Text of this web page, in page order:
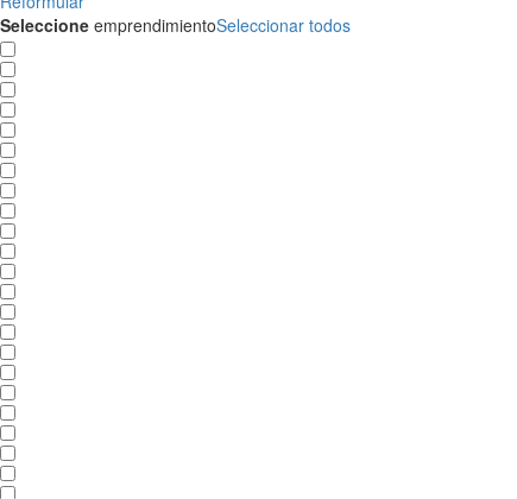
Seleccione emprendimientoSeleccionar todos